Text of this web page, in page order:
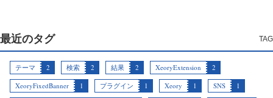
最近のタグ
テーマ 2 検索 2 結果 2 XeoryExtension
2
XeoryFixedBanner
1 プラグイン 1 Xeory 1 SNS
1